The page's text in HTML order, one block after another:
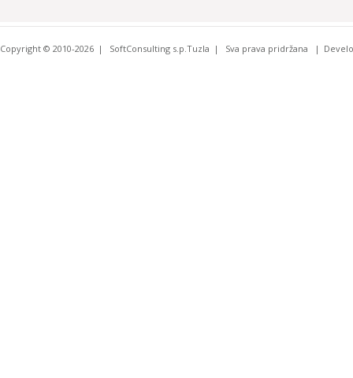
Copyright © 2010-2026 SoftConsulting s.p.Tuzla Sva prava pridržana